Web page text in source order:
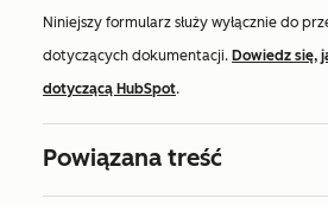
Niniejszy formularz służy wyłącznie do
dotyczących dokumentacji. Dowiedz się,
dotyczącą HubSpot.
Powiązana treść